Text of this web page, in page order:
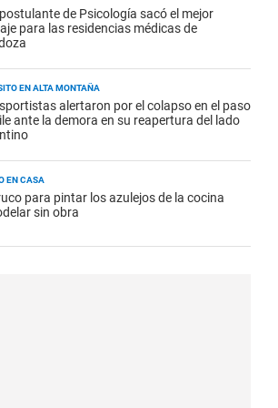
de Psicología sacó el mejor
para las residencias médicas de
EN ALTA MONTAÑA
alertaron por el colapso en el paso
ante la demora en su reapertura del lado
EN CASA
para pintar los azulejos de la cocina
sin obra